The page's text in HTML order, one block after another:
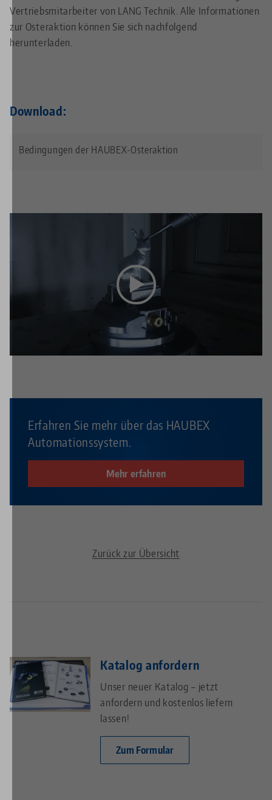
Vertriebsmitarbeiter von LANG Technik. Alle Informationen
zur Osteraktion können Sie sich nachfolgend
herunterladen.
Download:
Bedingungen der HAUBEX-Osteraktion
Dieses Video wird durch Youtube bereitgestellt. Um
sich das Video anzusehen, aktivieren Sie in den
Datenschutz-Einstellungen
die Media-Cookies.
Erfahren Sie mehr über das HAUBEX
Automationssystem.
Mehr erfahren
Zurück zur Übersicht
Katalog anfordern
Unser neuer Katalog – jetzt
anfordern und kostenlos liefern
lassen!
Zum Formular